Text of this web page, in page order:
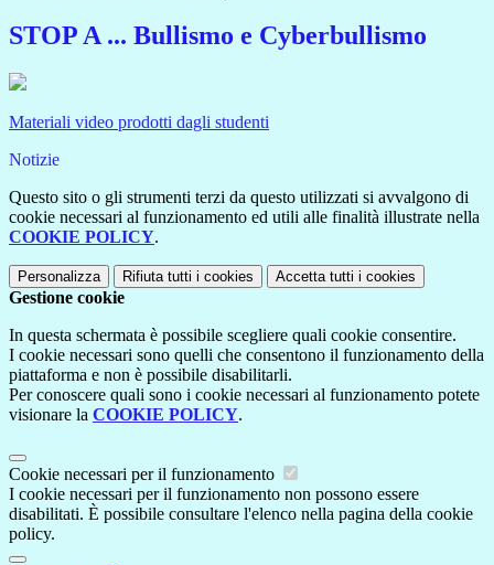
STOP A ... Bullismo e Cyberbullismo
Materiali video prodotti dagli studenti
Notizie
Questo sito o gli strumenti terzi da questo utilizzati si avvalgono di
cookie necessari al funzionamento ed utili alle finalità illustrate nella
COOKIE POLICY.
Personalizza Rifiuta tutti i cookies Accetta tutti i cookies
Gestione cookie
In questa schermata è possibile scegliere quali cookie consentire.
I cookie necessari sono quelli che consentono il funzionamento della
piattaforma e non è possibile disabilitarli.
Per conoscere quali sono i cookie necessari al funzionamento potete
visionare la COOKIE POLICY.
Cookie necessari per il funzionamento
I cookie necessari per il funzionamento non possono essere
disabilitati. È possibile consultare l'elenco nella pagina della cookie
policy.